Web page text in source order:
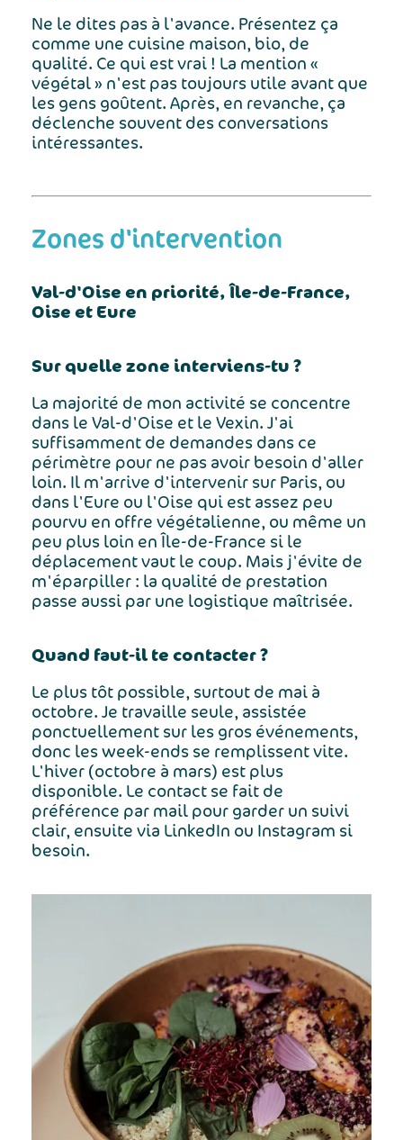
Ne le dites pas à l'avance. Présentez ça
comme une cuisine maison, bio, de
qualité. Ce qui est vrai ! La mention «
végétal » n'est pas toujours utile avant que
les gens goûtent. Après, en revanche, ça
déclenche souvent des conversations
intéressantes.
Zones d'intervention
Val-d'Oise en priorité, Île-de-France,
Oise et Eure
Sur quelle zone interviens-tu ?
La majorité de mon activité se concentre
dans le Val-d'Oise et le Vexin. J'ai
suffisamment de demandes dans ce
périmètre pour ne pas avoir besoin d'aller
loin. Il m'arrive d'intervenir sur Paris, ou
dans l'Eure ou l'Oise qui est assez peu
pourvu en offre végétalienne, ou même un
peu plus loin en Île-de-France si le
déplacement vaut le coup. Mais j'évite de
m'éparpiller : la qualité de prestation
passe aussi par une logistique maîtrisée.
Quand faut-il te contacter ?
Le plus tôt possible, surtout de mai à
octobre. Je travaille seule, assistée
ponctuellement sur les gros événements,
donc les week-ends se remplissent vite.
L'hiver (octobre à mars) est plus
disponible. Le contact se fait de
préférence par mail pour garder un suivi
clair, ensuite via LinkedIn ou Instagram si
besoin.